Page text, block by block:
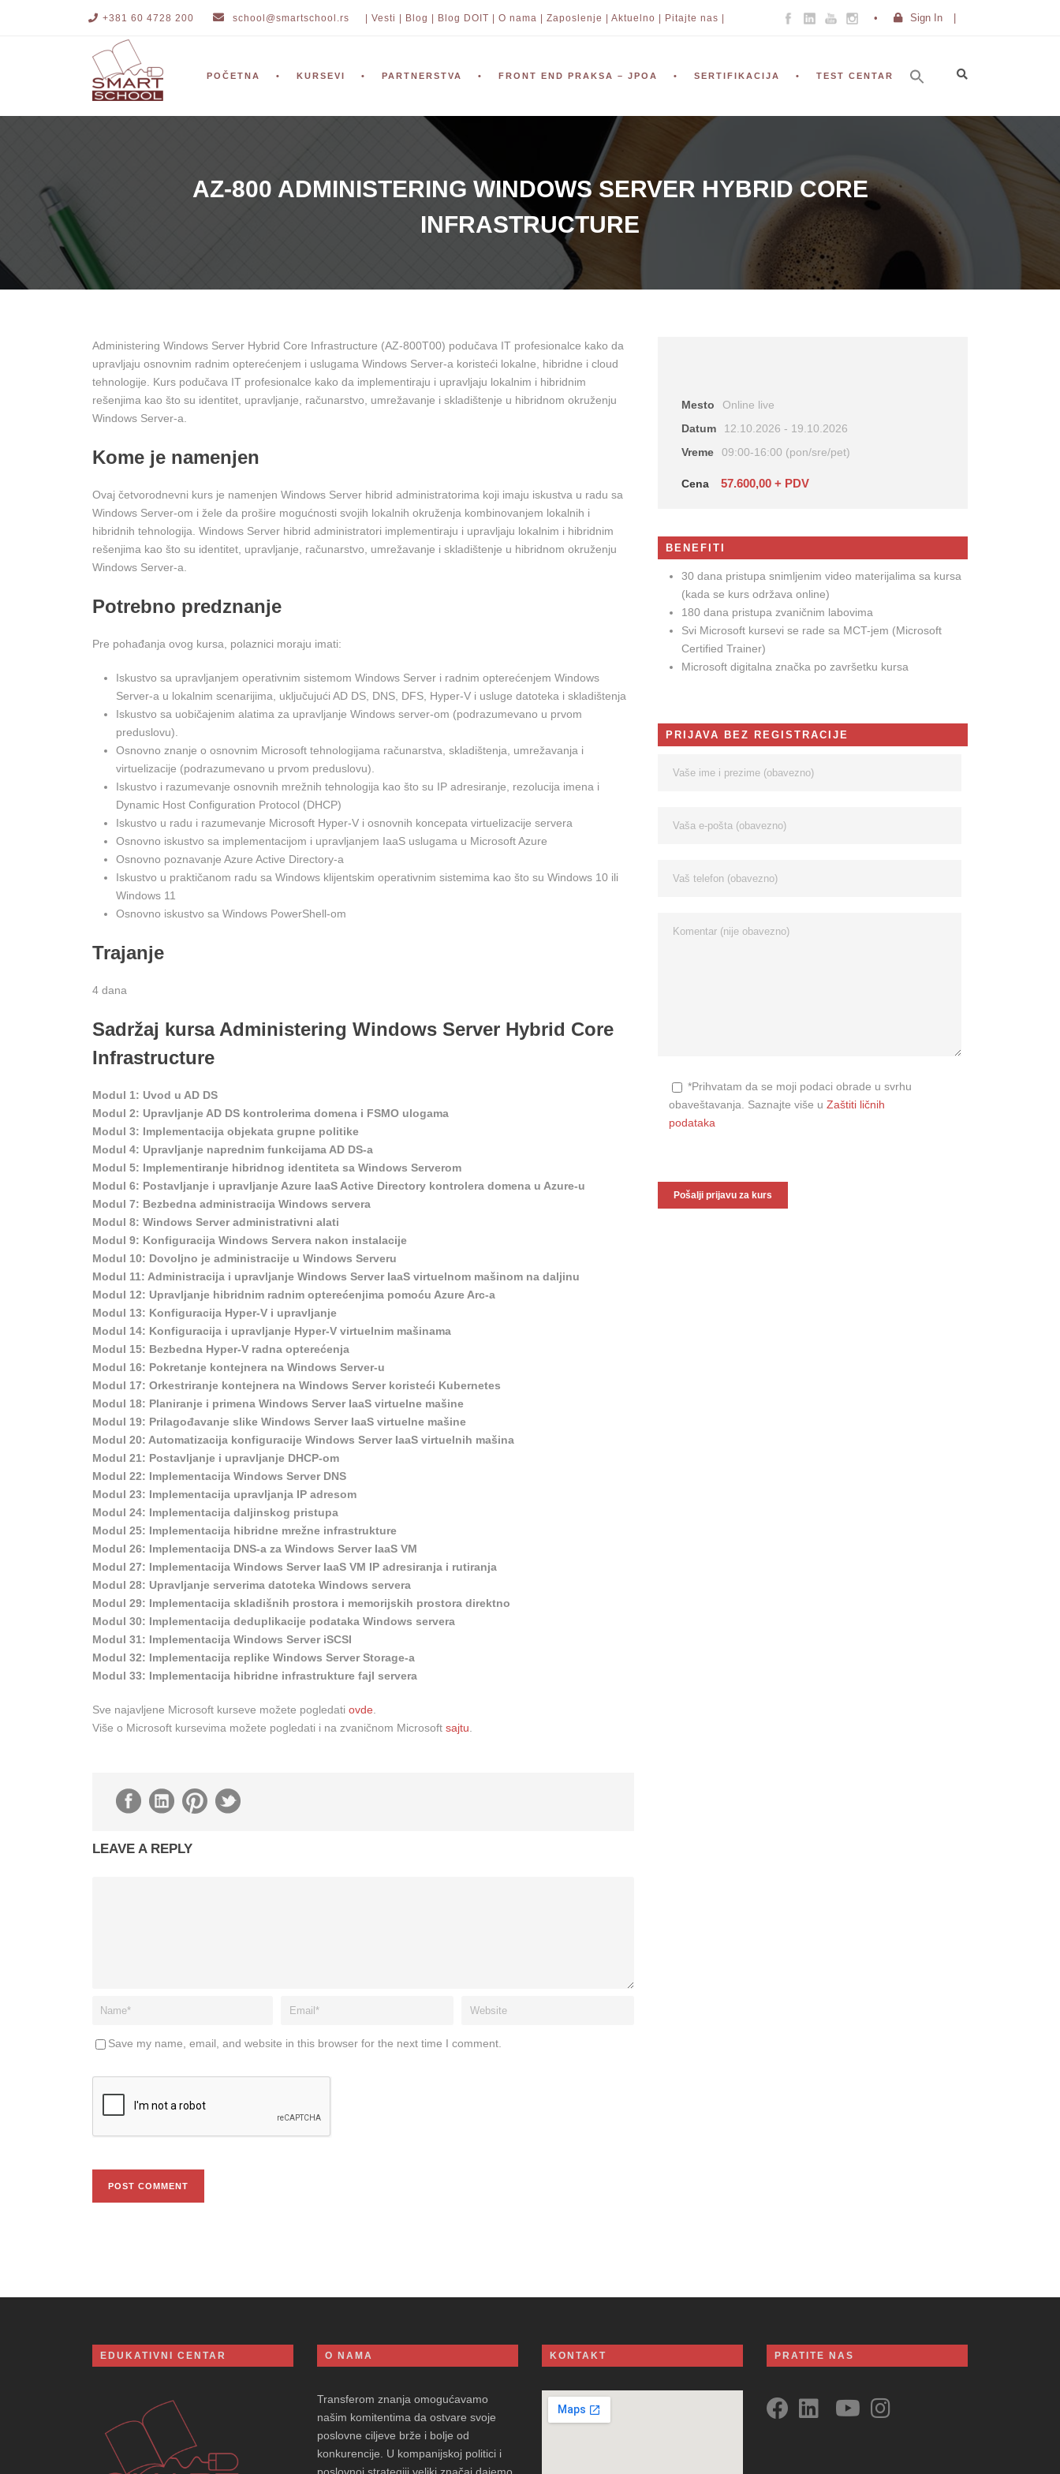
+381 60 4728 200 school@smartschool.rs | Vesti | Blog | Blog DOIT | O nama | Zaposlenje | Aktuelno | Pitajte nas | Sign In
POČETNA KURSEVI PARTNERSTVA FRONT END PRAKSA – JPOA SERTIFIKACIJA TEST CENTAR
AZ-800 ADMINISTERING WINDOWS SERVER HYBRID CORE
INFRASTRUCTURE
Mesto
Online live
Datum
12.10.2026 - 19.10.2026
Vreme
09:00-16:00 (pon/sre/pet)
Cena 57.600,00 + PDV
BENEFITI
30 dana pristupa snimljenim video materijalima sa kursa
(kada se kurs održava online)
180 dana pristupa zvaničnim labovima
Svi Microsoft kursevi se rade sa MCT-jem (Microsoft
Certified Trainer)
Microsoft digitalna značka po završetku kursa
PRIJAVA BEZ REGISTRACIJE
*Prihvatam da se moji podaci obrade u svrhu
obaveštavanja. Saznajte više u Zaštiti ličnih
podataka
Administering Windows Server Hybrid Core Infrastructure (AZ-800T00) podučava IT profesionalce kako da
upravljaju osnovnim radnim opterećenjem i uslugama Windows Server-a koristeći lokalne, hibridne i cloud
tehnologije. Kurs podučava IT profesionalce kako da implementiraju i upravljaju lokalnim i hibridnim
rešenjima kao što su identitet, upravljanje, računarstvo, umrežavanje i skladištenje u hibridnom okruženju
Windows Server-a.
Kome je namenjen
Ovaj četvorodnevni kurs je namenjen Windows Server hibrid administratorima koji imaju iskustva u radu sa
Windows Server-om i žele da prošire mogućnosti svojih lokalnih okruženja kombinovanjem lokalnih i
hibridnih tehnologija. Windows Server hibrid administratori implementiraju i upravljaju lokalnim i hibridnim
rešenjima kao što su identitet, upravljanje, računarstvo, umrežavanje i skladištenje u hibridnom okruženju
Windows Server-a.
Potrebno predznanje
Pre pohađanja ovog kursa, polaznici moraju imati:
Iskustvo sa upravljanjem operativnim sistemom Windows Server i radnim opterećenjem Windows
Server-a u lokalnim scenarijima, uključujući AD DS, DNS, DFS, Hyper-V i usluge datoteka i skladištenja
Iskustvo sa uobičajenim alatima za upravljanje Windows server-om (podrazumevano u prvom
preduslovu).
Osnovno znanje o osnovnim Microsoft tehnologijama računarstva, skladištenja, umrežavanja i
virtuelizacije (podrazumevano u prvom preduslovu).
Iskustvo i razumevanje osnovnih mrežnih tehnologija kao što su IP adresiranje, rezolucija imena i
Dynamic Host Configuration Protocol (DHCP)
Iskustvo u radu i razumevanje Microsoft Hyper-V i osnovnih koncepata virtuelizacije servera
Osnovno iskustvo sa implementacijom i upravljanjem IaaS uslugama u Microsoft Azure
Osnovno poznavanje Azure Active Directory-a
Iskustvo u praktičanom radu sa Windows klijentskim operativnim sistemima kao što su Windows 10 ili
Windows 11
Osnovno iskustvo sa Windows PowerShell-om
Trajanje
4 dana
Sadržaj kursa Administering Windows Server Hybrid Core
Infrastructure
Modul 1: Uvod u AD DS
Modul 2: Upravljanje AD DS kontrolerima domena i FSMO ulogama
Modul 3: Implementacija objekata grupne politike
Modul 4: Upravljanje naprednim funkcijama AD DS-a
Modul 5: Implementiranje hibridnog identiteta sa Windows Serverom
Modul 6: Postavljanje i upravljanje Azure IaaS Active Directory kontrolera domena u Azure-u
Modul 7: Bezbedna administracija Windows servera
Modul 8: Windows Server administrativni alati
Modul 9: Konfiguracija Windows Servera nakon instalacije
Modul 10: Dovoljno je administracije u Windows Serveru
Modul 11: Administracija i upravljanje Windows Server IaaS virtuelnom mašinom na daljinu
Modul 12: Upravljanje hibridnim radnim opterećenjima pomoću Azure Arc-a
Modul 13: Konfiguracija Hyper-V i upravljanje
Modul 14: Konfiguracija i upravljanje Hyper-V virtuelnim mašinama
Modul 15: Bezbedna Hyper-V radna opterećenja
Modul 16: Pokretanje kontejnera na Windows Server-u
Modul 17: Orkestriranje kontejnera na Windows Server koristeći Kubernetes
Modul 18: Planiranje i primena Windows Server IaaS virtuelne mašine
Modul 19: Prilagođavanje slike Windows Server IaaS virtuelne mašine
Modul 20: Automatizacija konfiguracije Windows Server IaaS virtuelnih mašina
Modul 21: Postavljanje i upravljanje DHCP-om
Modul 22: Implementacija Windows Server DNS
Modul 23: Implementacija upravljanja IP adresom
Modul 24: Implementacija daljinskog pristupa
Modul 25: Implementacija hibridne mrežne infrastrukture
Modul 26: Implementacija DNS-a za Windows Server IaaS VM
Modul 27: Implementacija Windows Server IaaS VM IP adresiranja i rutiranja
Modul 28: Upravljanje serverima datoteka Windows servera
Modul 29: Implementacija skladišnih prostora i memorijskih prostora direktno
Modul 30: Implementacija deduplikacije podataka Windows servera
Modul 31: Implementacija Windows Server iSCSI
Modul 32: Implementacija replike Windows Server Storage-a
Modul 33: Implementacija hibridne infrastrukture fajl servera
Sve najavljene Microsoft kurseve možete pogledati ovde
Više o Microsoft kursevima možete pogledati i na zvaničnom Microsoft sajtu
LEAVE A REPLY
Save my name, email, and website in this browser for the next time I comment.
EDUKATIVNI CENTAR O NAMA
Transferom znanja omogućavamo
našim komitentima da ostvare svoje
poslovne ciljeve brže i bolje od
konkurencije. U kompanijskoj politici i
KONTAKT PRATITE NAS